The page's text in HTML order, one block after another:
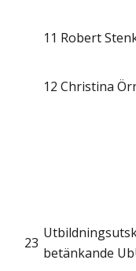
11 Robert
12 Christina
23
betänkande